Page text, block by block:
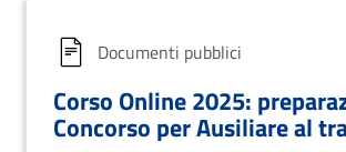
Documenti pubblici
Corso Online 2025:
Concorso per Ausiliare al